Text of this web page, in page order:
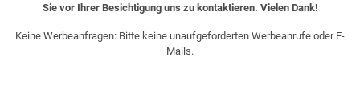
Sie vor Ihrer Besichtigung uns zu kontaktieren. Vielen Dank!
Keine Werbeanfragen: Bitte keine unaufgeforderten Werbeanrufe oder E-
Mails.